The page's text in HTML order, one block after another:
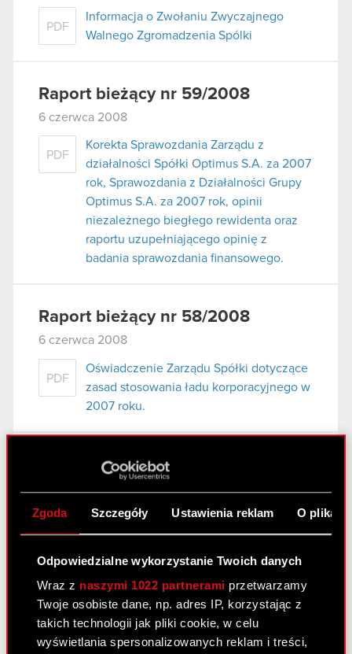
Zgoda Szczegóły Ustawienia reklam O
Odpowiedzialne wykorzystanie Twoich danych
Wraz z naszymi 1022 partnerami przetwarzamy
Twoje osobiste dane, np. adres IP, korzystając z
takich technologii jak pliki cookie, w celu
wyświetlania spersonalizowanych reklam i treści,
PDF
Informacja o Zwołaniu Zwyczajnego
Walnego Zgromadzenia Spólki
Raport bieżący nr 59/2008
6 czerwca 2008
PDF
Korekta Sprawozdania Zarządu z
działalności Spółki Optimus S.A. za 2007
rok, Sprawozdania z Działalności Grupy
Optimus S.A. za 2007 rok, opinii
niezależnego biegłego rewidenta oraz
raportu uzupełniającego opinię z
badania sprawozdania finansowego.
Raport bieżący nr 58/2008
6 czerwca 2008
PDF
Oświadczenie Zarządu Spółki dotyczące
zasad stosowania ładu korporacyjnego w
2007 roku.
Raport bieżący nr 57/2008
wybór audytora do badania sprawozdań
finansowych Spółki.
Raport bieżący nr 56/2008
14 maja 2008
Oświadczenie Zarządu Spółki dotyczące